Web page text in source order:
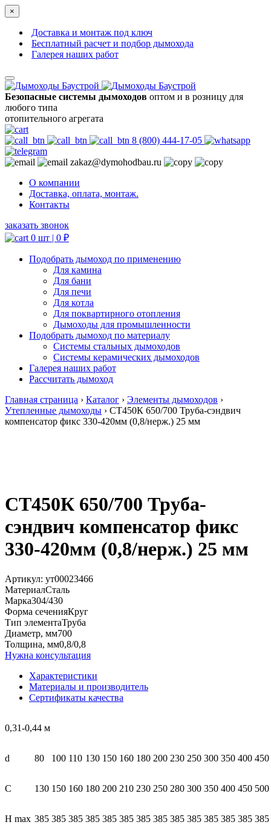
×
Доставка и монтаж под ключ
Бесплатный расчет и подбор дымохода
Галерея наших работ
Безопасные системы дымоходов оптом и в розницу для
любого типа
отопительного агрегата
8 (800) 444-17-05
zakaz@dymohodbau.ru
О компании
Доставка, оплата, монтаж.
Контакты
заказать звонок
0 шт | 0 ₽
Подобрать дымоход по применению
Для камина
Для бани
Для печи
Для котла
Для поквартирного отопления
Дымоходы для промышленности
Подобрать дымоход по материалу
Системы стальных дымоходов
Системы керамических дымоходов
Галерея наших работ
Рассчитать дымоход
Главная страница › Каталог › Элементы дымоходов ›
Утепленные дымоходы › СТ450К 650/700 Труба-сэндвич
компенсатор фикс 330-420мм (0,8/нерж.) 25 мм
СТ450К 650/700 Труба-
сэндвич компенсатор фикс
330-420мм (0,8/нерж.) 25 мм
Артикул: ут00023466
МатериалСталь
Марка304/430
Форма сеченияКруг
Тип элементаТруба
Диаметр, мм700
Толщина, мм0,8/0,8
Нужна консультация
Характеристики
Материалы и производитель
Сертификаты качества
0,31-0,44 м
d 80 100 110 130 150 160 180 200 230 250 300 350 400 450
С 130 150 160 180 200 210 230 250 280 300 350 400 450 500
Н max 385 385 385 385 385 385 385 385 385 385 385 385 385 385